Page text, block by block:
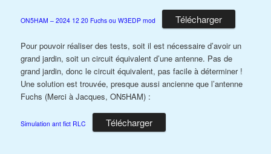
ON5HAM – 2024 12 20 Fuchs ou W3EDP mod Télécharger
Pour pouvoir réaliser des tests, soit il est nécessaire d’avoir un
grand jardin, soit un circuit équivalent d’une antenne. Pas de
grand jardin, donc le circuit équivalent, pas facile à déterminer !
Une solution est trouvée, presque aussi ancienne que l’antenne
Fuchs (Merci à Jacques, ON5HAM) :
Simulation ant fict RLC Télécharger